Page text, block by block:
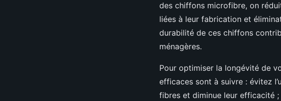
des chiffons microfibre, on
liées à leur fabrication et
durabilité de ces chiffons
ménagères.
Pour optimiser la longévité de
efficaces sont à suivre : évitez
fibres et diminue leur efficacité